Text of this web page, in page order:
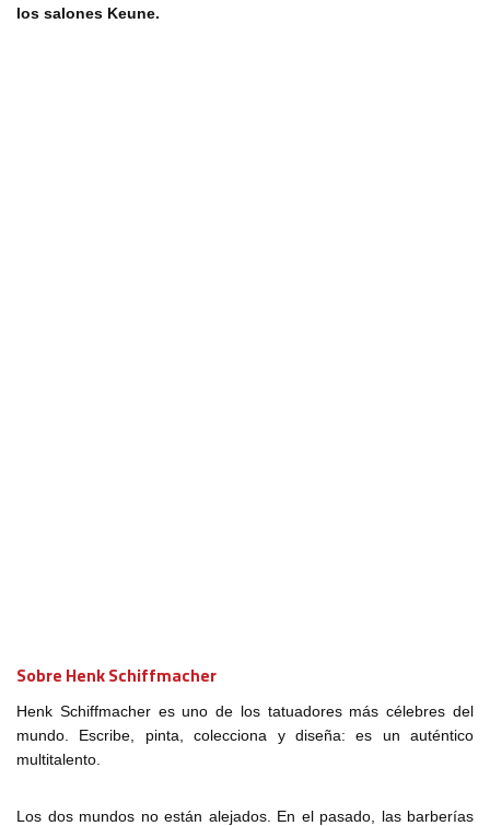
los salones Keune.
Sobre Henk Schiffmacher
Henk Schiffmacher es uno de los tatuadores más célebres del
mundo. Escribe, pinta, colecciona y diseña: es un auténtico
multitalento.
Los dos mundos no están alejados. En el pasado, las barberías